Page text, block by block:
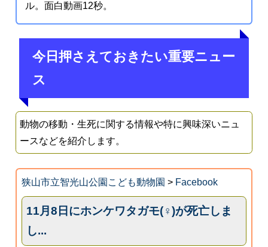
ル。面白動画12秒。
今日押さえておきたい重要ニュー
ス
動物の移動・生死に関する情報や特に興味深いニュ
ースなどを紹介します。
狭山市立智光山公園こども動物園 > Facebook
11月8日にホンケワタガモ(♀)が死亡しま
し...